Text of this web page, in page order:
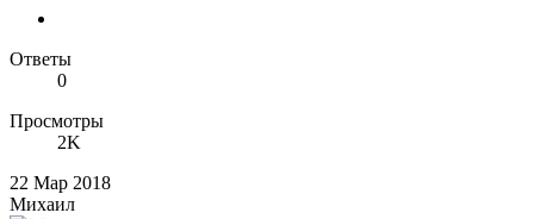
Ответы
0
Просмотры
2K
22 Мар 2018
Михаил